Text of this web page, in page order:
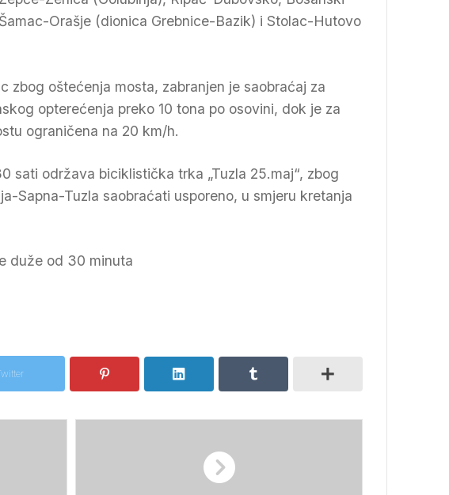
Šamac-Orašje (dionica Grebnice-Bazik) i Stolac-Hutovo
zbog oštećenja mosta, zabranjen je saobraćaj za
opterećenja preko 10 tona po osovini, dok je za
ograničena na 20 km/h.
sati održava biciklistička trka „Tuzla 25.maj“, zbog
Sapna-Tuzla saobraćati usporeno, u smjeru kretanja
duže od 30 minuta